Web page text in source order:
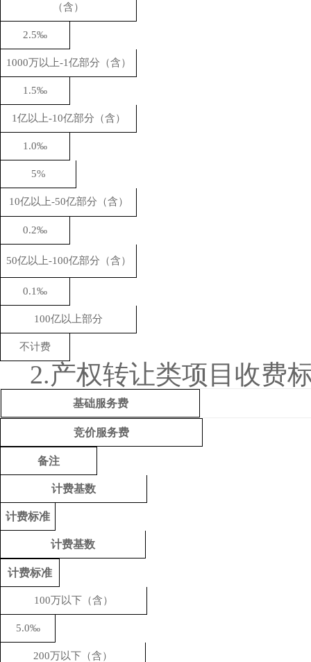
（含）
2.5‰
1000万以上-1亿部分（含）
1.5‰
1亿以上-10亿部分（含）
1.0‰
5%
10亿以上-50亿部分（含）
0.2‰
50亿以上-100亿部分（含）
0.1‰
100亿以上部分
不计费
2.产权转让类项目收费
基础服务费
竞价服务费
备注
计费基数
计费标准
计费基数
计费标准
100万以下（含）
5.0‰
200万以下（含）